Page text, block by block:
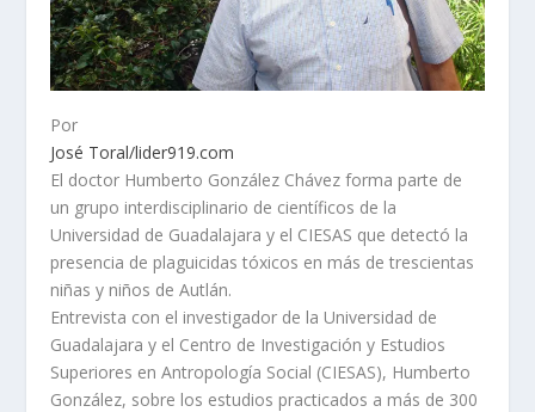
Por
José Toral/lider919.com
El doctor Humberto González Chávez forma parte de
un grupo interdisciplinario de científicos de la
Universidad de Guadalajara y el CIESAS que detectó la
presencia de plaguicidas tóxicos en más de trescientas
niñas y niños de Autlán.
Entrevista con el investigador de la Universidad de
Guadalajara y el Centro de Investigación y Estudios
Superiores en Antropología Social (CIESAS), Humberto
González, sobre los estudios practicados a más de 300